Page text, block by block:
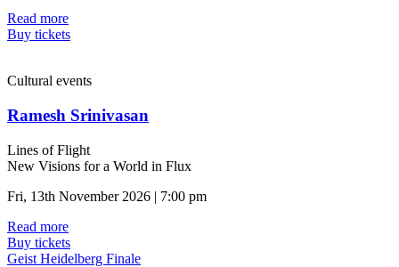
Read more
Buy tickets
Cultural events
Ramesh Srinivasan
Lines of Flight
New Visions for a World in Flux
Fri, 13th November 2026 | 7:00 pm
Read more
Buy tickets
Geist Heidelberg Finale